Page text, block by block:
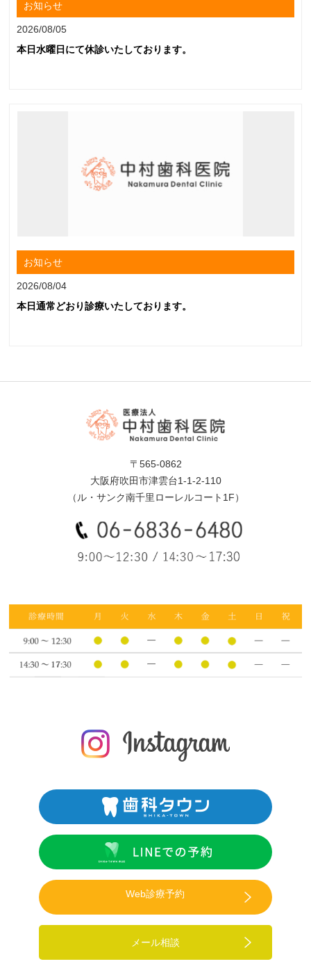
お知らせ
2026/08/05
本日水曜日にて休診いたしております。
お知らせ
2026/08/04
本日通常どおり診療いたしております。
〒565-0862
大阪府吹田市津雲台1-1-2-110
（ル・サンク南千里ローレルコート1F）
Web診療予約
メール相談